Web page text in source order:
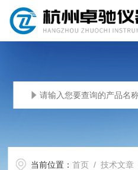
当前位置：首页 /技术文章